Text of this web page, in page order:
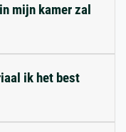
mijn kamer zal
ik het best